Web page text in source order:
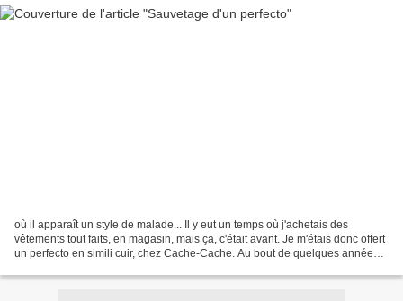
où il apparaît un style de malade... Il y eut un temps où j'achetais des
vêtements tout faits, en magasin, mais ça, c'était avant. Je m'étais donc offert
un perfecto en simili cuir, chez Cache-Cache. Au bout de quelques années,